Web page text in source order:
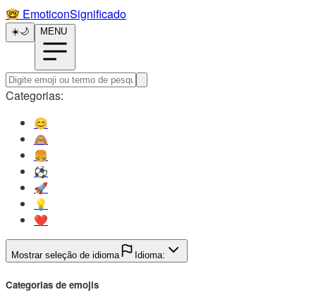
🤓️ EmoticonSignificado
☀️🌙 MENU
Categorias:
😊️
🙈️
🍔️
⚽️
🚀️
💡️
❤️
Mostrar seleção de idioma Idioma:
Categorias de emojis